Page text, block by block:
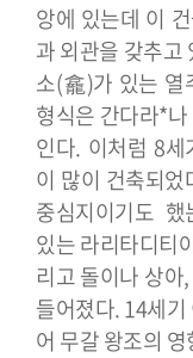
앙에 있는데 이
과 외관을 갖추고
소(龕)가 있는 열
형식은 간다라*
인다. 이처럼 8
이 많이 건축되
중심지이기도
있는 라리타디티
리고 돌이나 상
들어졌다. 14세
어 무갈 왕조의